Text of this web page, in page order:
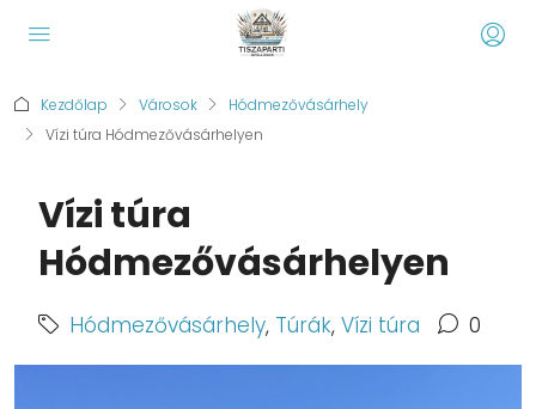
Kezdőlap Városok
Hódmezővásárhely
Vízi túra Hódmezővásárhelyen
Vízi túra
Hódmezővásárhelyen
Hódmezővásárhely, Túrák, Vízi túra 0